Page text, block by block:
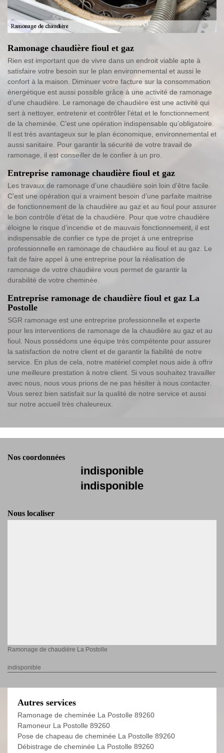
Ramonage chaudière fioul et gaz
Rien est important que de vivre dans un endroit viable apte à
satisfaire votre besoin sur le plan environnemental et aussi le
confort à la maison. Diminuer votre facture sur la consommation
énergétique est aussi possible grâce à une activité de ramonage
d’une chaudière. Le ramonage de chaudière est une activité qui
sert à nettoyer, entretenir et contrôler l’état et le fonctionnement
de la cheminée. C’est une opération indispensable qu’obligatoire.
Il est très avantageux sur le plan économique, environnemental et
aussi sanitaire. Pour garantir la sécurité de votre travail de
ramonage, il est conseiller de le confier à un pro.
Entreprise ramonage chaudière fioul et gaz
Les travaux de ramonage d’une chaudière soin loin d’être facile.
C’est une opération qui a vraiment besoin d’une parfaite maitrise
de fonctionnement de la chaudière au gaz et au fioul pour assurer
le bon contrôle d’état de la chaudière. Pour que votre chaudière
éloigne le risque d’incendie et de mauvais fonctionnement, il est
indispensable de confier ce type de projet à une entreprise
professionnelle en ramonage de chaudière au fioul et au gaz. Le
fait de faire appel à une entreprise pour la réalisation de
ramonage de votre chaudière vous permet de garantir la
durabilité de votre cheminée.
Entreprise ramonage de chaudière fioul et gaz La
Postolle
SGR ramonage est une entreprise professionnelle et experte
pour les interventions de ramonage de la chaudière au gaz et au
fioul. Nous possédons une équipe très compétente pour assurer
la satisfaction de notre client et de garantir la fiabilité de notre
service. En plus de cela, notre matériel complet nous aide à offrir
une meilleure prestation à notre client. Si vous souhaitez travailler
avec nous, nous vous prions de ne pas hésiter à nous contacter.
Vous serez bien satisfait sur la qualité de notre service et aussi
sur notre accueil très chaleureux.
Nos coordonnées
indisponible
indisponible
Nous localiser
Ramonage de chaudière La Postolle
indisponible
Autres services
Ramonage de cheminée La Postolle 89260
Ramoneur La Postolle 89260
Pose de chapeau de cheminée La Postolle 89260
Débistrage de cheminée La Postolle 89260